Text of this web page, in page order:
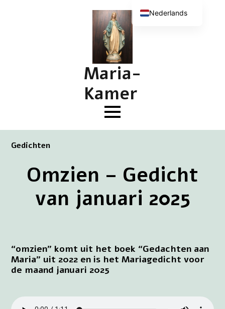
Maria-
Kamer
Gedichten
Omzien – Gedicht
van januari 2025
“omzien” komt uit het boek “Gedachten aan
Maria” uit 2022 en is het Mariagedicht voor
de maand januari 2025
Nederlands